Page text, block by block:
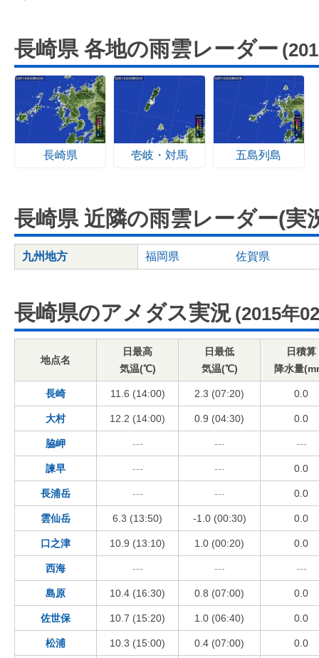
長崎県 各地の雨雲レーダー
長崎県 壱岐・対馬 五島列島
長崎県 近隣の雨雲レーダー(実
九州地方 福岡県 佐賀県
長崎県のアメダス実況 (2015年
地点名
日最高
気温(℃)
日最低
気温(℃)
日積算
降水量
長崎 11.6 (14:00) 2.3 (07:20) 0.0
大村 12.2 (14:00) 0.9 (04:30) 0.0
脇岬 --- --- ---
諫早 --- --- 0.0
長浦岳 --- --- 0.0
雲仙岳 6.3 (13:50) -1.0 (00:30) 0.0
口之津 10.9 (13:10) 1.0 (00:20) 0.0
西海 --- --- ---
島原 10.4 (16:30) 0.8 (07:00) 0.0
佐世保 10.7 (15:20) 1.0 (06:40) 0.0
松浦 10.3 (15:00) 0.4 (07:00) 0.0